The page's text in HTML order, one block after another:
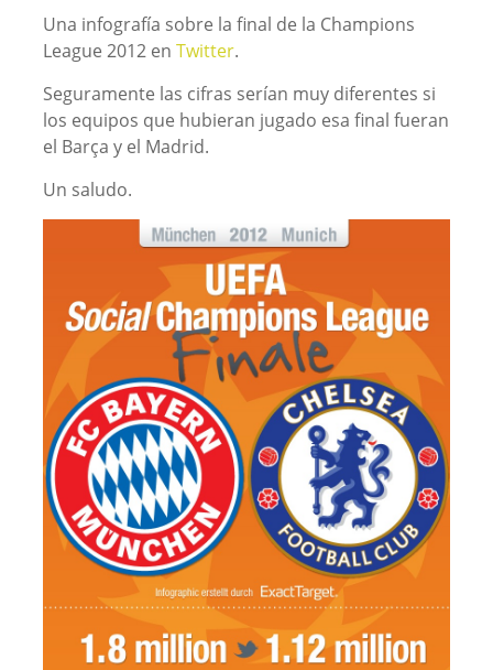
Una infografía sobre la final de la Champions
League 2012 en Twitter.
Seguramente las cifras serían muy diferentes si
los equipos que hubieran jugado esa final fueran
el Barça y el Madrid.
Un saludo.